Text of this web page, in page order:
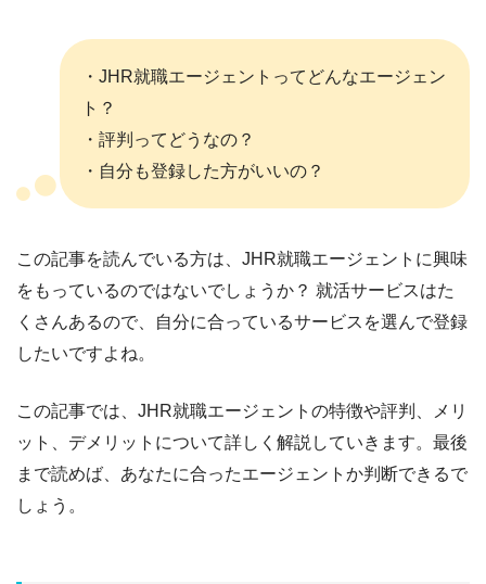
・JHR就職エージェントってどんなエージェン
ト？
・評判ってどうなの？
・自分も登録した方がいいの？
この記事を読んでいる方は、JHR就職エージェントに興味
をもっているのではないでしょうか？ 就活サービスはた
くさんあるので、自分に合っているサービスを選んで登録
したいですよね。
この記事では、JHR就職エージェントの特徴や評判、メリ
ット、デメリットについて詳しく解説していきます。最後
まで読めば、あなたに合ったエージェントか判断できるで
しょう。